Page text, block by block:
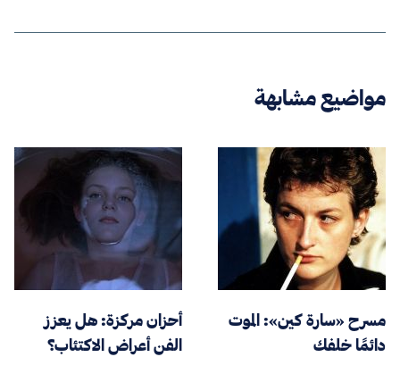
مواضيع مشابهة
مسرح «سارة كين»: الموت
دائمًا خلفك
أحزان مركزة: هل يعزز
الفن أعراض الاكتئاب؟